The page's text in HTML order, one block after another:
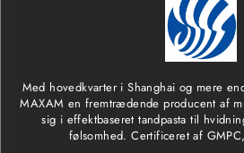
Med hovedkvarter i Shanghai og mere
MAXAM en fremtrædende producent af
sig i effektbaseret tandpasta til
følsomhed. Certificeret af